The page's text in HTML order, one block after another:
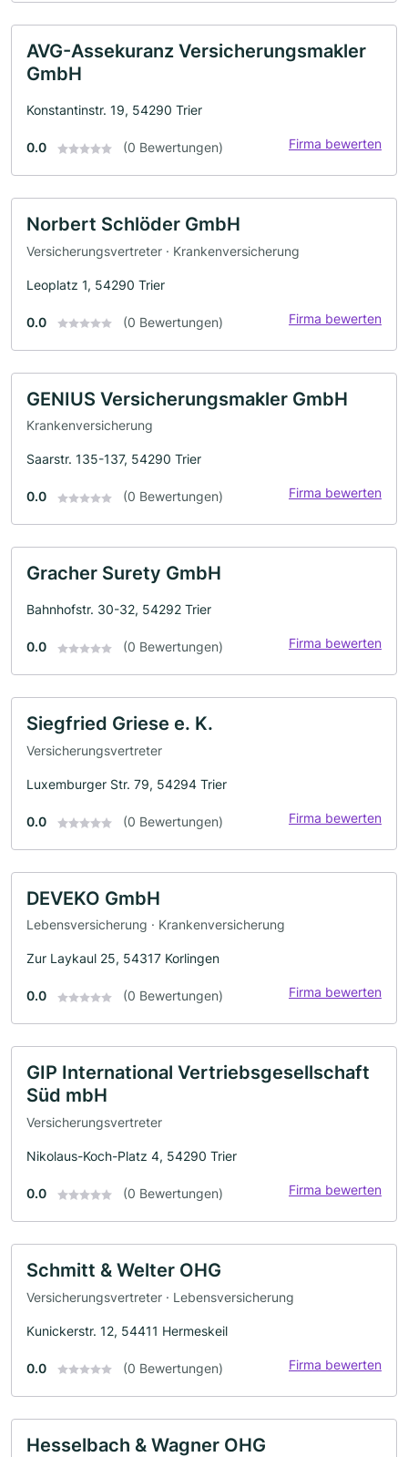
AVG-Assekuranz Versicherungsmakler
GmbH
Konstantinstr. 19, 54290 Trier
0.0 (0 Bewertungen) Firma bewerten
Norbert Schlöder GmbH
Versicherungsvertreter · Krankenversicherung
Leoplatz 1, 54290 Trier
0.0 (0 Bewertungen) Firma bewerten
GENIUS Versicherungsmakler GmbH
Krankenversicherung
Saarstr. 135-137, 54290 Trier
0.0 (0 Bewertungen) Firma bewerten
Gracher Surety GmbH
Bahnhofstr. 30-32, 54292 Trier
0.0 (0 Bewertungen) Firma bewerten
Siegfried Griese e. K.
Versicherungsvertreter
Luxemburger Str. 79, 54294 Trier
0.0 (0 Bewertungen) Firma bewerten
DEVEKO GmbH
Lebensversicherung · Krankenversicherung
Zur Laykaul 25, 54317 Korlingen
0.0 (0 Bewertungen) Firma bewerten
GIP International Vertriebsgesellschaft
Süd mbH
Versicherungsvertreter
Nikolaus-Koch-Platz 4, 54290 Trier
0.0 (0 Bewertungen) Firma bewerten
Schmitt & Welter OHG
Versicherungsvertreter · Lebensversicherung
Kunickerstr. 12, 54411 Hermeskeil
0.0 (0 Bewertungen) Firma bewerten
Hesselbach & Wagner OHG